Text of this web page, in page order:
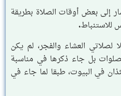
إلى بعض أوقات الصلاة بطريقة
للاستنباط.
لصلاتي العشاء والفجر، لم يكن
بل جاء ذكرها في مناسبة
في البيوت، طبقا لما جاء في